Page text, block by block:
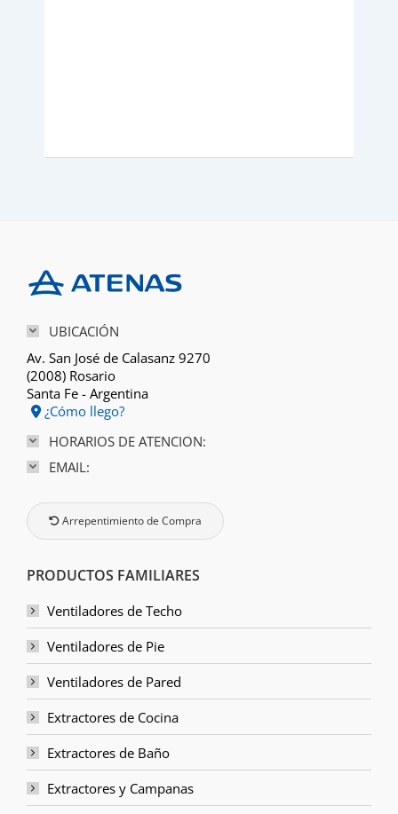
UBICACIÓN
Av. San José de Calasanz 9270
(2008) Rosario
Santa Fe - Argentina
¿Cómo llego?
HORARIOS DE ATENCION:
EMAIL:
Arrepentimiento de Compra
PRODUCTOS FAMILIARES
Ventiladores de Techo
Ventiladores de Pie
Ventiladores de Pared
Extractores de Cocina
Extractores de Baño
Extractores y Campanas